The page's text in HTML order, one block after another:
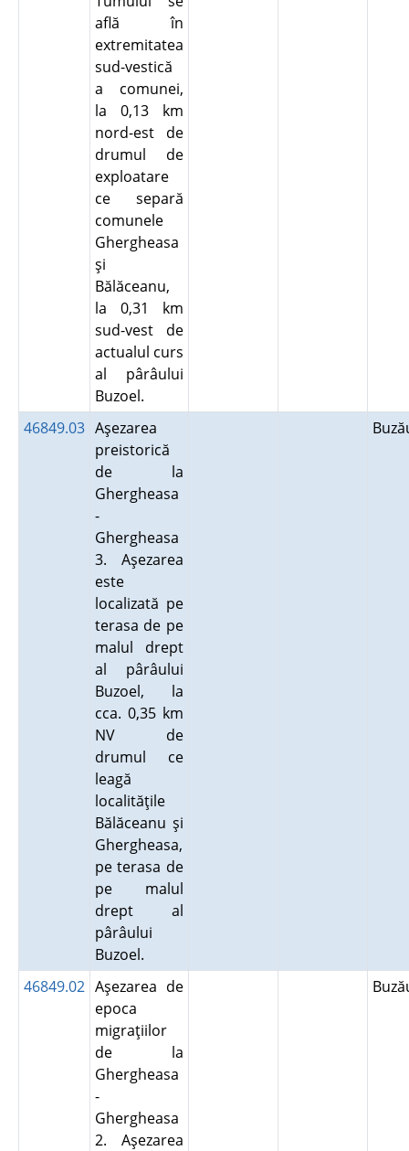
află în
extremitatea
sud-vestică
a comunei,
la 0,13 km
nord-est de
drumul de
exploatare
ce separă
comunele
Ghergheasa
şi
Bălăceanu,
la 0,31 km
sud-vest de
actualul curs
al pârâului
Buzoel.
46849.03 Aşezarea
preistorică
de la
Ghergheasa
-
Ghergheasa
3. Aşezarea
este
localizată pe
terasa de pe
malul drept
al pârâului
Buzoel, la
cca. 0,35 km
NV de
drumul ce
leagă
localităţile
Bălăceanu şi
Ghergheasa,
pe terasa de
pe malul
drept al
pârâului
Buzoel.
46849.02 Aşezarea de
epoca
migraţiilor
de la
Ghergheasa
-
Ghergheasa
2. Aşezarea